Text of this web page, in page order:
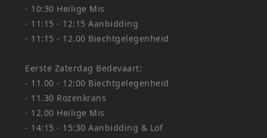
- 10:30 Heilige Mis
- 11:15 - 12:15 Aanbidding
- 11:15 - 12.00 Biechtgelegenheid
Eerste Zaterdag Bedevaart:
- 11.00 - 12:00 Biechtgelegenheid
- 11.30 Rozenkrans
- 12.00 Heilige Mis
- 14:15 - 15:30 Aanbidding & Lof